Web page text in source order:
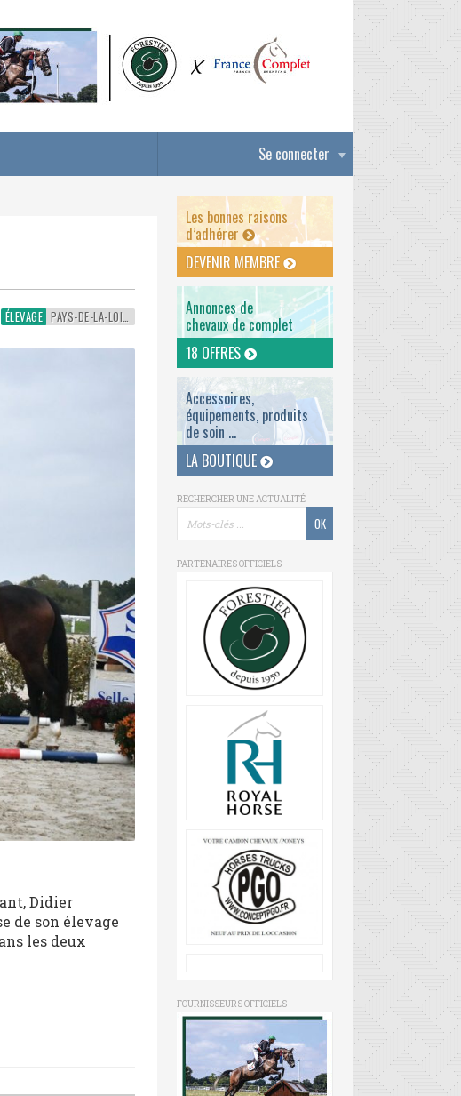
Se connecter
ÉLEVAGE PAYS-DE-LA-LOIRE
Didier
de son élevage
les deux
Les bonnes raisons
d’adhérer
DEVENIR MEMBRE
Annonces de
chevaux de complet
18 OFFRES
Accessoires,
équipements, produits
de soin ...
LA BOUTIQUE
RECHERCHER UNE ACTUALITÉ
PARTENAIRES OFFICIELS
FOURNISSEURS OFFICIELS